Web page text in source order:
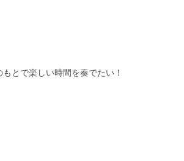
とで楽しい時間を奏でたい！